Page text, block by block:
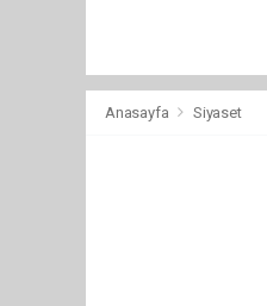
Anasayfa Siyaset